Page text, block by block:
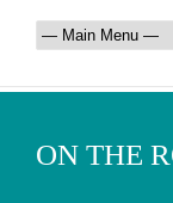
ON THE